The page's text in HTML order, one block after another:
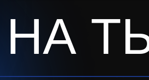
НА